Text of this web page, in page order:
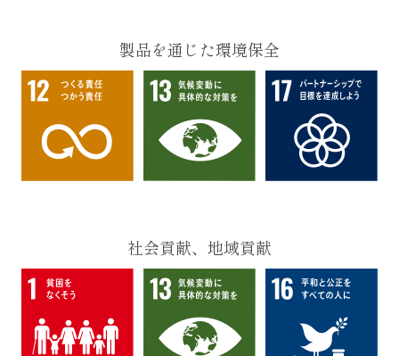
製品を通じた環境保全
社会貢献、地域貢献